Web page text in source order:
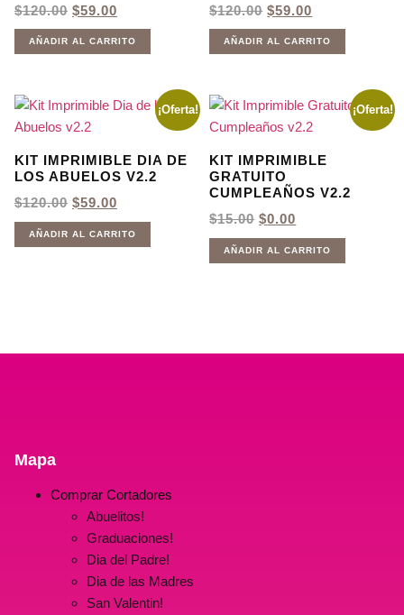
$120.00 EL
PRECIO
ORIGINAL
ERA:
$59.00
PRECIO
ACTUAL
ES:
AÑADIR AL CARRITO
$120.00 EL
PRECIO
ORIGINAL
ERA:
$59.00
PRECIO
ACTUAL
ES:
AÑADIR AL CARRITO
¡Oferta!
KIT IMPRIMIBLE DIA DE
LOS ABUELOS V2.2
$120.00 EL
ORIGINAL
ERA:
$59.00
ACTUAL
ES:
AÑADIR AL CARRITO
¡Oferta!
KIT IMPRIMIBLE
GRATUITO
CUMPLEAÑOS V2.2
$15.00 EL
ORIGINAL
ERA:
$0.00
ACTUAL
ES:
AÑADIR AL CARRITO
Mapa
Comprar Cortadores
Abuelitos!
Graduaciones!
Dia del Padre!
Dia de las Madres
San Valentin!